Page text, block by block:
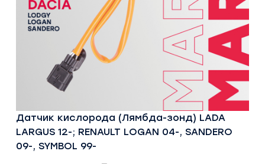
Датчик кислорода (Лямбда-зонд) LADA
LARGUS 12-; RENAULT LOGAN 04-, SANDERO
09-, SYMBOL 99-